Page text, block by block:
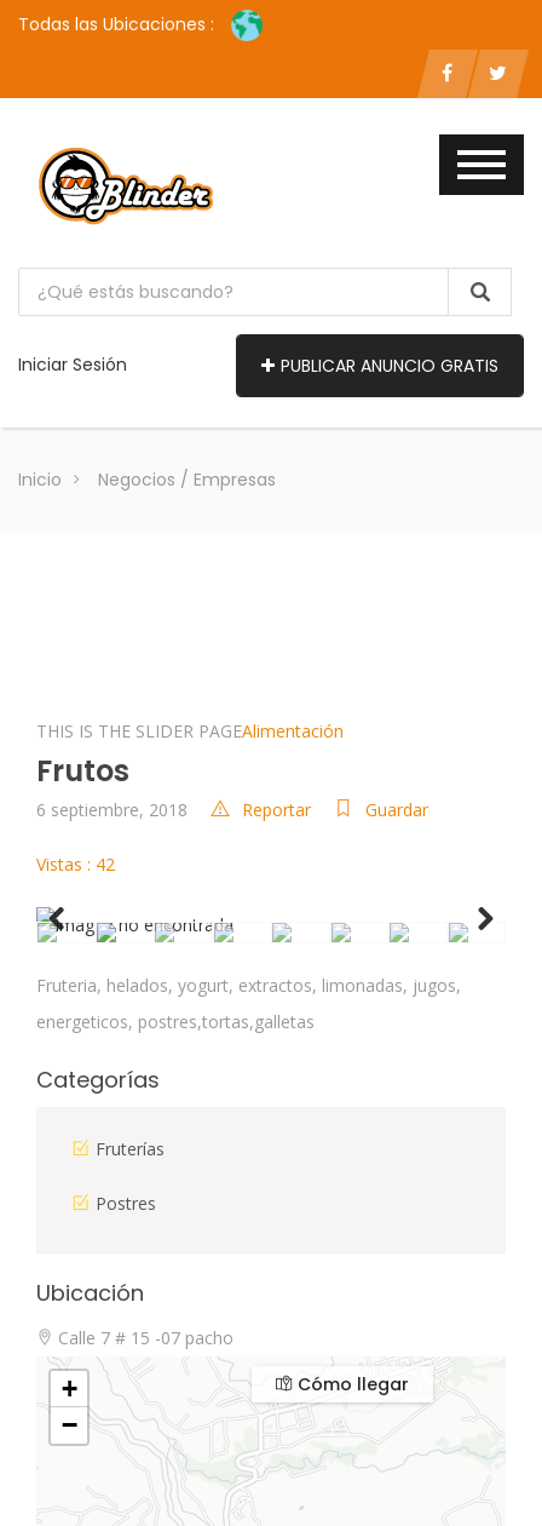
Todas las Ubicaciones :
Iniciar Sesión PUBLICAR ANUNCIO GRATIS
Inicio Negocios / Empresas
THIS IS THE SLIDER PAGEAlimentación
Frutos
6 septiembre, 2018 Reportar Guardar
Vistas : 42
Fruteria, helados, yogurt, extractos, limonadas, jugos,
energeticos, postres,tortas,galletas
Categorías
Fruterías
Postres
Ubicación
Calle 7 # 15 -07 pacho
+
−
Cómo llegar